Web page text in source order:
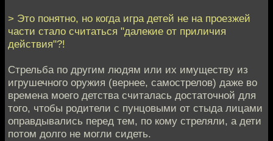
> Это понятно, но когда игра детей не на проезжей
части стало считаться "далекие от приличия
действия"?!
Стрельба по другим людям или их имуществу из
игрушечного оружия (вернее, самострелов) даже во
времена моего детства считалась достаточной для
того, чтобы родители с пунцовыми от стыда лицами
оправдывались перед тем, по кому стреляли, а дети
потом долго не могли сидеть.